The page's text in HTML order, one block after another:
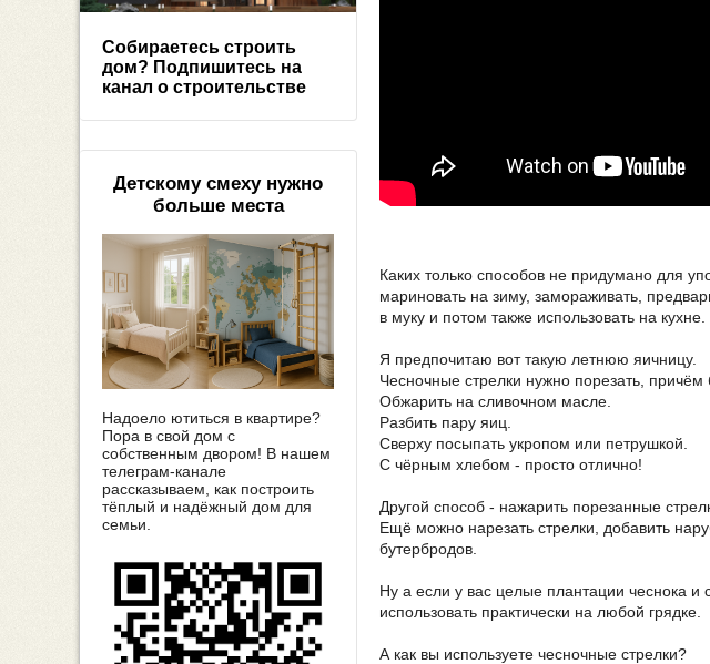
Каких только способов не придумано для
мариновать на зиму, замораживать,
в муку и потом также использовать на кухне.
Я предпочитаю вот такую летнюю яичницу.
Чесночные стрелки нужно порезать, причём
Обжарить на сливочном масле.
Разбить пару яиц.
Сверху посыпать укропом или петрушкой.
С чёрным хлебом - просто отлично!
Другой способ - нажарить порезанные
Ещё можно нарезать стрелки, добавить
бутербродов.
Ну а если у вас целые плантации чеснока
использовать практически на любой грядке.
А как вы используете чесночные стрелки?
Собираетесь строить
дом? Подпишитесь на
канал о строительстве
Детскому смеху нужно
больше места
Надоело ютиться в квартире?
Пора в свой дом с
собственным двором! В нашем
телеграм-канале
рассказываем, как построить
тёплый и надёжный дом для
семьи.